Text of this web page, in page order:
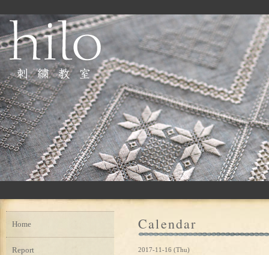
Calendar
2017-11-16 (Thu)
Home
Report